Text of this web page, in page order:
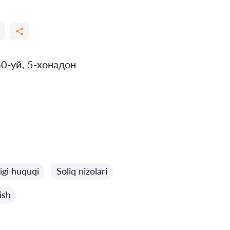
уй, 5-хонадон
huquqi Soliq nizolari